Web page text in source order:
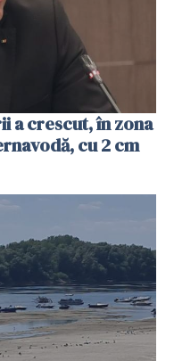
a crescut, în zona
cu 2 cm